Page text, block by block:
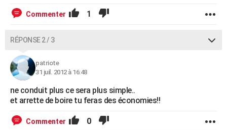
Commenter 1
RÉPONSE 2 / 3
patriote
31 juil. 2012 à 16:48
ne conduit plus ce sera plus simple..
et arrette de boire tu feras des économies!!
Commenter 0